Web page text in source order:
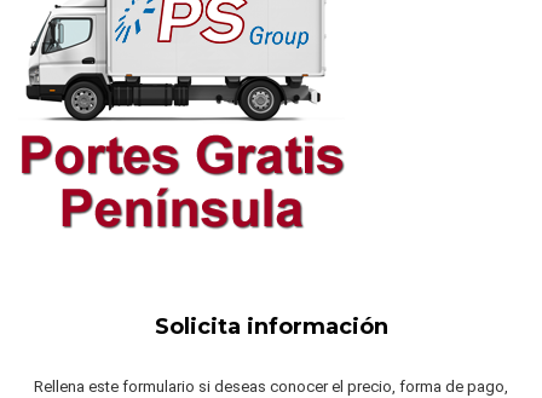
Solicita información
Rellena este formulario si deseas conocer el precio, forma de pago,